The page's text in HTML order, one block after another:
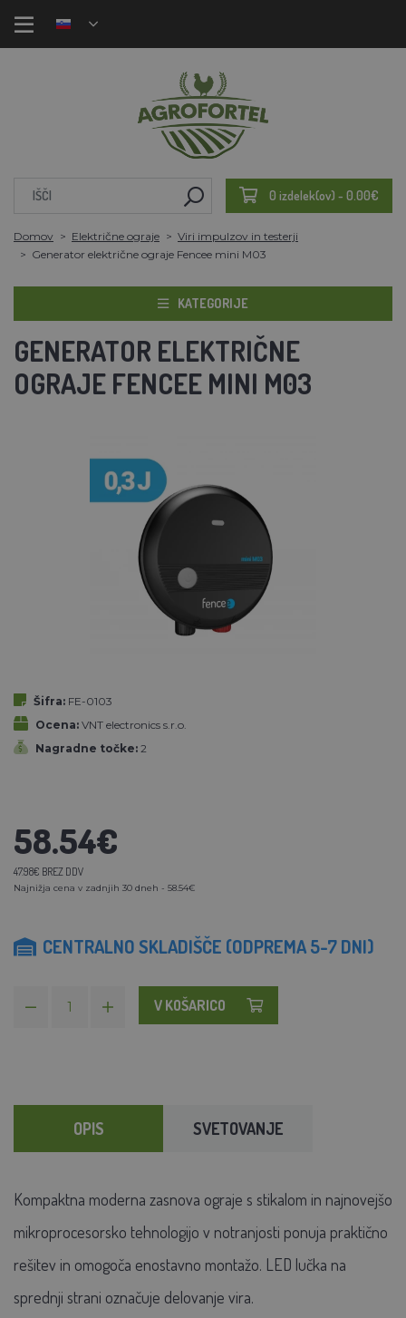
0 izdelek(ov) - 0.00€
Domov Električne ograje
Viri impulzov in testerji
Generator električne ograje Fencee mini M03
KATEGORIJE
GENERATOR ELEKTRIČNE
OGRAJE FENCEE MINI M03
Šifra: FE-0103
Ocena: VNT electronics s.r.o.
Nagradne točke: 2
58.54€
47.98€ BREZ DDV
Najnižja cena v zadnjih 30 dneh - 58.54€
CENTRALNO SKLADIŠČE (ODPREMA 5-7 DNI)
V KOŠARICO
OPIS SVETOVANJE
Kompaktna moderna zasnova ograje s stikalom in najnovejšo
mikroprocesorsko tehnologijo v notranjosti ponuja praktično
rešitev in omogoča enostavno montažo. LED lučka na
sprednji strani označuje delovanje vira.